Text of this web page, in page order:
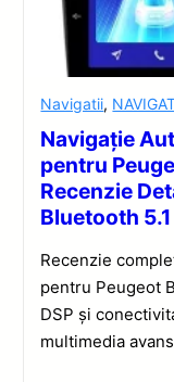
Navigatii,
Navigație
pentru
Recenzie
Bluetooth 5.1
Recenzie
pentru Peugeot
DSP și
multimedia